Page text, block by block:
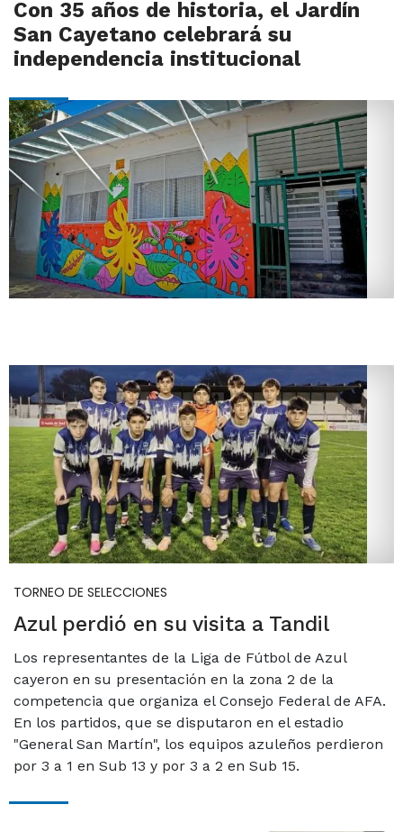
Con 35 años de historia, el Jardín
San Cayetano celebrará su
independencia institucional
TORNEO DE SELECCIONES
Azul perdió en su visita a Tandil
Los representantes de la Liga de Fútbol de Azul
cayeron en su presentación en la zona 2 de la
competencia que organiza el Consejo Federal de AFA.
En los partidos, que se disputaron en el estadio
"General San Martín", los equipos azuleños perdieron
por 3 a 1 en Sub 13 y por 3 a 2 en Sub 15.